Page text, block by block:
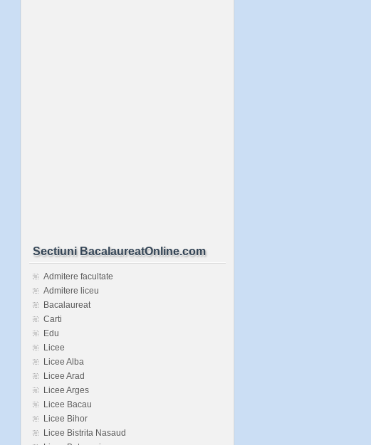
Sectiuni BacalaureatOnline.com
Admitere facultate
Admitere liceu
Bacalaureat
Carti
Edu
Licee
Licee Alba
Licee Arad
Licee Arges
Licee Bacau
Licee Bihor
Licee Bistrita Nasaud